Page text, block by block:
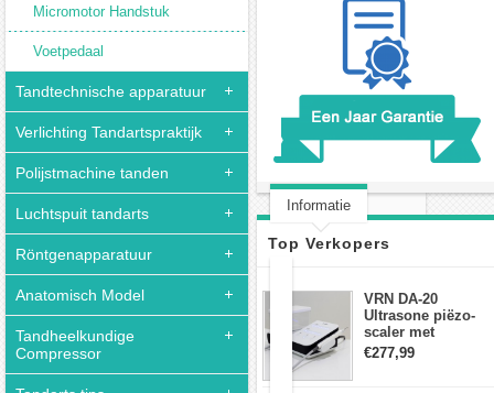
Micromotor Handstuk
Voetpedaal
Tandtechnische apparatuur
Verlichting Tandartspraktijk
Polijstmachine tanden
Luchtspuit tandarts
Röntgenapparatuur
Anatomisch Model
Tandheelkundige
Compressor
Top Verkopers
VRN DA-20
Ultrasone piëzo-
scaler met
waterfles Fit EMS
draadloos
€277,99
Informatie
Klantbeoordeling(0)
SHIYANG
N7
Tandheelkundige
micromotor